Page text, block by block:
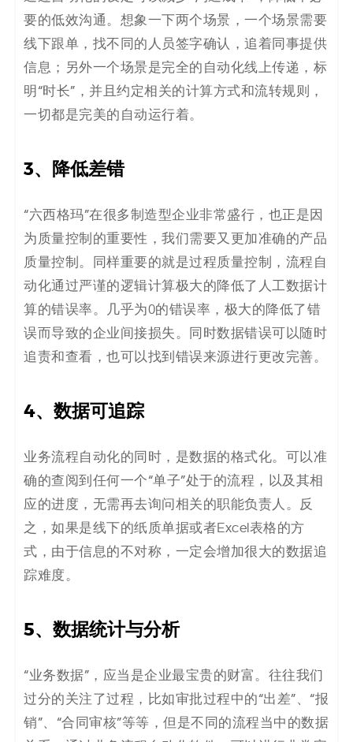
要的低效沟通。想象一下两个场景，一个场景需要
线下跟单，找不同的人员签字确认，追着同事提供
信息；另外一个场景是完全的自动化线上传递，标
明“时长”，并且约定相关的计算方式和流转规则，
一切都是完美的自动运行着。
3、降低差错
“六西格玛”在很多制造型企业非常盛行，也正是因
为质量控制的重要性，我们需要又更加准确的产品
质量控制。同样重要的就是过程质量控制，流程自
动化通过严谨的逻辑计算极大的降低了人工数据计
算的错误率。几乎为0的错误率，极大的降低了错
误而导致的企业间接损失。同时数据错误可以随时
追责和查看，也可以找到错误来源进行更改完善。
4、数据可追踪
业务流程自动化的同时，是数据的格式化。可以准
确的查阅到任何一个“单子”处于的流程，以及其相
应的进度，无需再去询问相关的职能负责人。反
之，如果是线下的纸质单据或者Excel表格的方
式，由于信息的不对称，一定会增加很大的数据追
踪难度。
5、数据统计与分析
“业务数据”，应当是企业最宝贵的财富。往往我们
过分的关注了过程，比如审批过程中的“出差”、“报
销”、“合同审核”等等，但是不同的流程当中的数据